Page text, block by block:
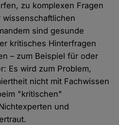
zu komplexen Fragen
sind gesunde
kritisches Hinterfragen
– zum Beispiel für oder
Es wird zum Problem,
nicht mit Fachwissen
"kritischen"
und